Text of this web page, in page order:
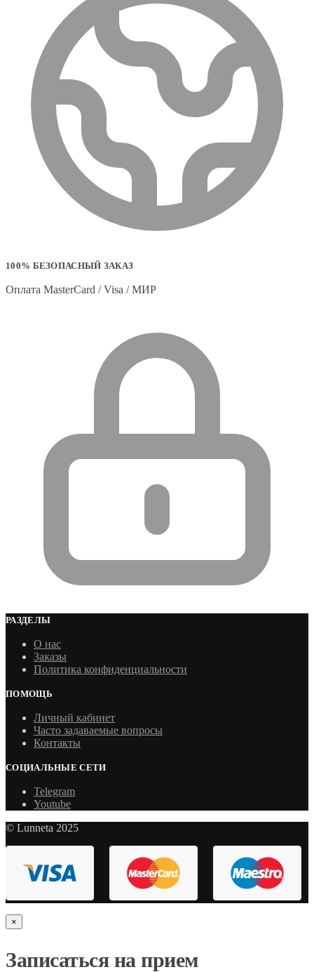
100% БЕЗОПАСНЫЙ ЗАКАЗ
Оплата MasterCard / Visa / МИР
РАЗДЕЛЫ
О нас
Заказы
Политика конфиденциальности
ПОМОЩЬ
Личный кабинет
Часто задаваемые вопросы
Контакты
СОЦИАЛЬНЫЕ СЕТИ
Telegram
Youtube
© Lunneta 2025
×
Записаться на прием